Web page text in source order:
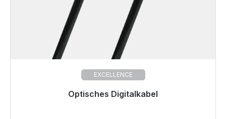
EXCELLENCE
Optisches Digitalkabel